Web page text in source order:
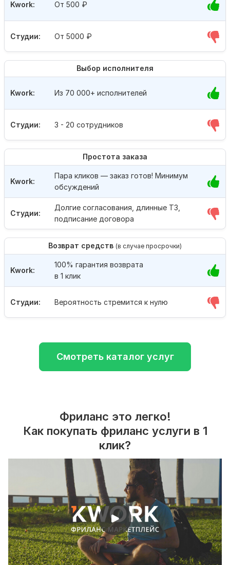
Студии: От 5000 ₽
Kwork: От 500 ₽
Выбор исполнителя
Студии: 3 - 20 сотрудников
Kwork: Из 70 000+ исполнителей
Простота заказа
Студии:
Долгие согласования, длинные ТЗ,
подписание договора
Kwork:
Пара кликов — заказ готов! Минимум
обсуждений
Возврат средств (в случае просрочки)
Студии: Вероятность стремится к нулю
Kwork:
100% гарантия возврата
в 1 клик
Смотреть каталог услуг
Фриланс это легко!
Как покупать фриланс услуги в 1
клик?